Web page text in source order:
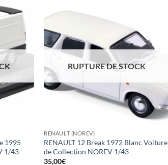
1995
1/43
RUPTURE DE STOCK
RENAULT (NOREV)
RENAULT 12 Break 1972 Blanc Voiture
de Collection NOREV 1/43
35,00€